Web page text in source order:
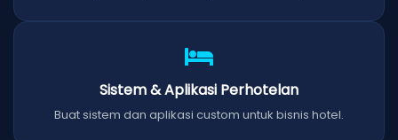
Sistem & Aplikasi Perhotelan
Buat sistem dan aplikasi custom untuk bisnis hotel.